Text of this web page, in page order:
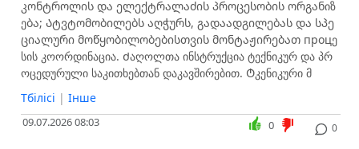
კონტროლის და ელექტრალაძის პროცესობის ორგანიზ
ება; Ატვტომობილებს აღჭურს, გადაადგილებას და სპე
ციალური მოწყობილობებისთვის მონტაჟირებათ процე
სის კოორდინაცია. Ძაღოლთა ინსტრუქცია ტექნიკურ და პრ
ოცედურული საკითხებთან დაკავშირებით. Ტკენიკური მ
Тбілісі | Інше
09.07.2026 08:03 0
0